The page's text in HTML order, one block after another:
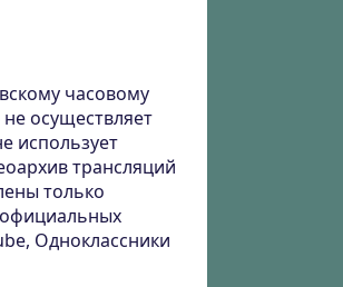
часовому
осуществляет
использует
трансляций
только
официальных
Одноклассники